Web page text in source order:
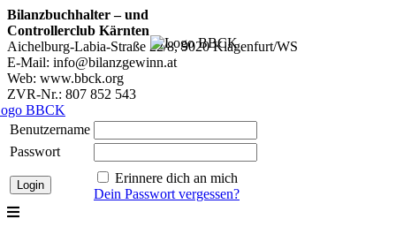
Bilanzbuchhalter – und
Controllerclub Kärnten
Aichelburg-Labia-Straße 22/8, 9020 Klagenfurt/WS
E-Mail: info@bilanzgewinn.at
Web: www.bbck.org
ZVR-Nr.: 807 852 543
Benutzername
Passwort
Erinnere dich an mich
Dein Passwort vergessen?